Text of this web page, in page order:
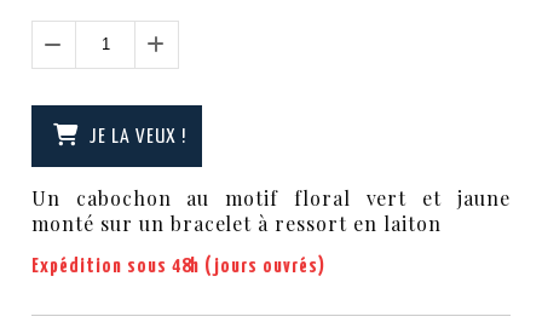
JE LA VEUX !
Un cabochon au motif floral vert et jaune
monté sur un bracelet à ressort en laiton
Expédition sous 48h (jours ouvrés)